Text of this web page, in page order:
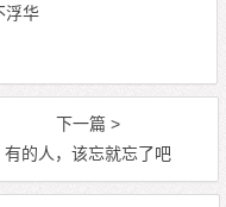
浮华
下一篇 >
有的人，该忘就忘了吧